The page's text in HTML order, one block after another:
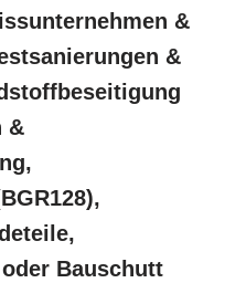
&
&
&
Bauschutt